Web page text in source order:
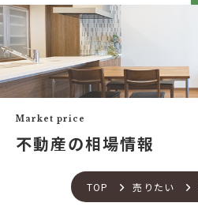
カスケって？
カスケホームグループ
買いたい
中古×RF(リノベ)
新築建売購入サポート
不動産流通の仕組み
住宅ローンサポート
TOP 売りたい
Market price
不動産の相場情報